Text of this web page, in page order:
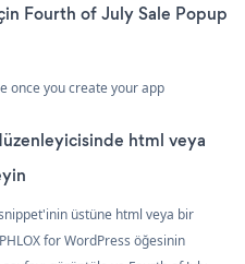
Fourth of July Sale Popup
once you create your app
html veya
üstüne html veya bir
for WordPress öğesinin